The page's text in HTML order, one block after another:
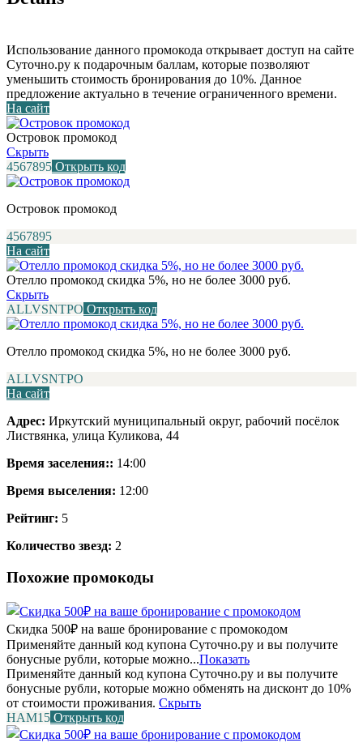
Использование данного промокода открывает доступ на сайте
Суточно.ру к подарочным баллам, которые позволяют
уменьшить стоимость бронирования до 10%. Данное
предложение актуально в течение ограниченного времени.
На сайт
Островок промокод
Скрыть
4567895 Открыть код
Островок промокод
4567895
На сайт
Отелло промокод скидка 5%, но не более 3000 руб.
Скрыть
ALLVSNTPO Открыть код
Отелло промокод скидка 5%, но не более 3000 руб.
ALLVSNTPO
На сайт
Адрес: Иркутский муниципальный округ, рабочий посёлок
Листвянка, улица Куликова, 44
Время заселения:: 14:00
Время выселения: 12:00
Рейтинг: 5
Количество звезд: 2
Похожие промокоды
Скидка 500₽ на ваше бронирование с промокодом
Применяйте данный код купона Суточно.ру и вы получите
бонусные рубли, которые можно...Показать
Применяйте данный код купона Суточно.ру и вы получите
бонусные рубли, которые можно обменять на дисконт до 10%
от стоимости проживания. Скрыть
НАМ15 Открыть код